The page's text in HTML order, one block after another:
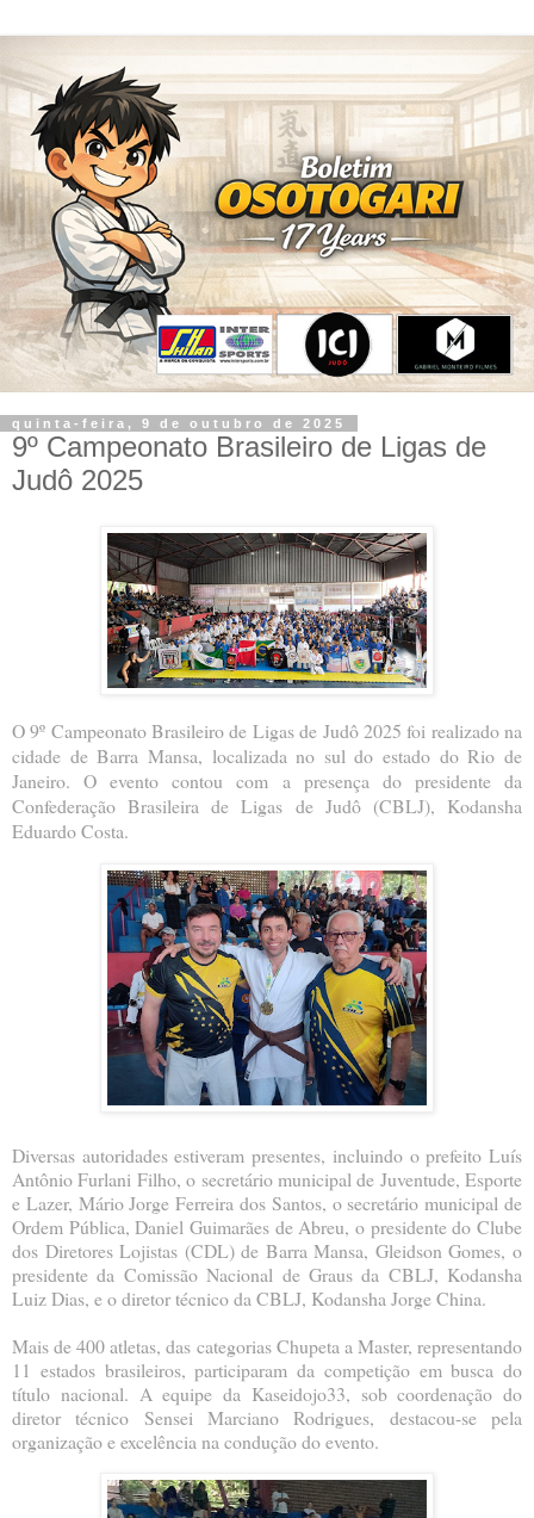
quinta-feira, 9 de outubro de 2025
9º Campeonato Brasileiro de Ligas de
Judô 2025
O 9º Campeonato Brasileiro de Ligas de Judô 2025 foi realizado na
cidade de Barra Mansa, localizada no sul do estado do Rio de
Janeiro. O evento contou com a presença do presidente da
Confederação Brasileira de Ligas de Judô (CBLJ), Kodansha
Eduardo Costa.
Diversas autoridades estiveram presentes, incluindo o prefeito Luís
Antônio Furlani Filho, o secretário municipal de Juventude, Esporte
e Lazer, Mário Jorge Ferreira dos Santos, o secretário municipal de
Ordem Pública, Daniel Guimarães de Abreu, o presidente do Clube
dos Diretores Lojistas (CDL) de Barra Mansa, Gleidson Gomes, o
presidente da Comissão Nacional de Graus da CBLJ, Kodansha
Luiz Dias, e o diretor técnico da CBLJ, Kodansha Jorge China.
Mais de 400 atletas, das categorias Chupeta a Master, representando
11 estados brasileiros, participaram da competição em busca do
título nacional. A equipe da Kaseidojo33, sob coordenação do
diretor técnico Sensei Marciano Rodrigues, destacou-se pela
organização e excelência na condução do evento.